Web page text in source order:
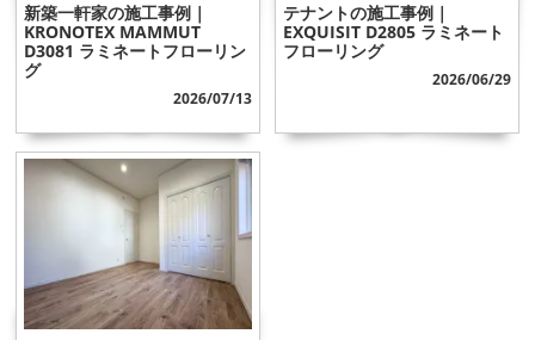
新築一軒家の施工事例｜
KRONOTEX MAMMUT
D3081 ラミネートフローリン
グ
2026/07/13
テナントの施工事例｜
EXQUISIT D2805 ラミネート
フローリング
2026/06/29